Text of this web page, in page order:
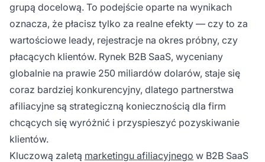
grupą docelową. To podejście oparte na wynikach
oznacza, że płacisz tylko za realne efekty — czy to za
wartościowe leady, rejestracje na okres próbny, czy
płacących klientów. Rynek B2B SaaS, wyceniany
globalnie na prawie 250 miliardów dolarów, staje się
coraz bardziej konkurencyjny, dlatego partnerstwa
afiliacyjne są strategiczną koniecznością dla firm
chcących się wyróżnić i przyspieszyć pozyskiwanie
klientów.
Kluczową zaletą marketingu afiliacyjnego w B2B SaaS